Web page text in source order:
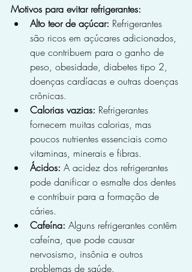
Motivos para evitar refrigerantes:
Alto teor de açúcar: Refrigerantes
são ricos em açúcares adicionados,
que contribuem para o ganho de
peso, obesidade, diabetes tipo 2,
doenças cardíacas e outras doenças
crônicas.
Calorias vazias: Refrigerantes
fornecem muitas calorias, mas
poucos nutrientes essenciais como
vitaminas, minerais e fibras.
Ácidos: A acidez dos refrigerantes
pode danificar o esmalte dos dentes
e contribuir para a formação de
cáries.
Cafeína: Alguns refrigerantes contêm
cafeína, que pode causar
nervosismo, insônia e outros
problemas de saúde.